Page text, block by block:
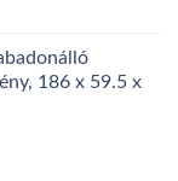
Ft. 186 x 59.5 x